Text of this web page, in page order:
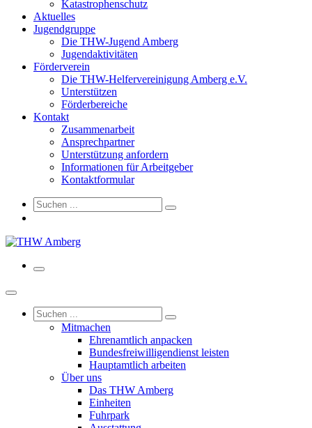
Katastrophenschutz
Aktuelles
Jugendgruppe
Die THW-Jugend Amberg
Jugendaktivitäten
Förderverein
Die THW-Helfervereinigung Amberg e.V.
Unterstützen
Förderbereiche
Kontakt
Zusammenarbeit
Ansprechpartner
Unterstützung anfordern
Informationen für Arbeitgeber
Kontaktformular
Mitmachen
Ehrenamtlich anpacken
Bundesfreiwilligendienst leisten
Hauptamtlich arbeiten
Über uns
Das THW Amberg
Einheiten
Fuhrpark